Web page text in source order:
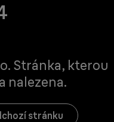
Stránka, kterou
nalezena.
stránku